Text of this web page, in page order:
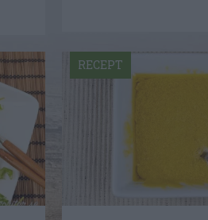
RECEPT